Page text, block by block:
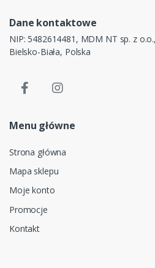
Dane kontaktowe
NIP: 5482614481, MDM NT sp. z
Bielsko-Biała, Polska
Menu główne
Strona główna
Mapa sklepu
Moje konto
Promocje
Kontakt